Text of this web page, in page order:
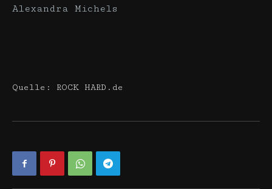
Alexandra Michels
Quelle: ROCK HARD.de